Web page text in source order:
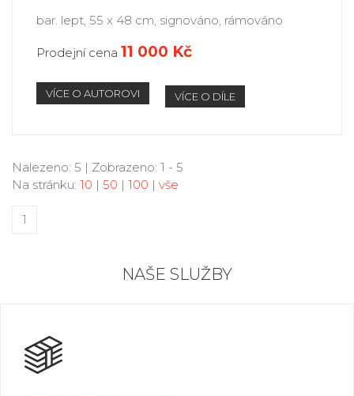
bar. lept, 55 x 48 cm, signováno, rámováno
Prodejní cena 11 000 Kč
VÍCE O AUTOROVI VÍCE O DÍLE
Nalezeno: 5 | Zobrazeno: 1 - 5
Na stránku: 10 | 50 | 100 | vše
1
NAŠE SLUŽBY